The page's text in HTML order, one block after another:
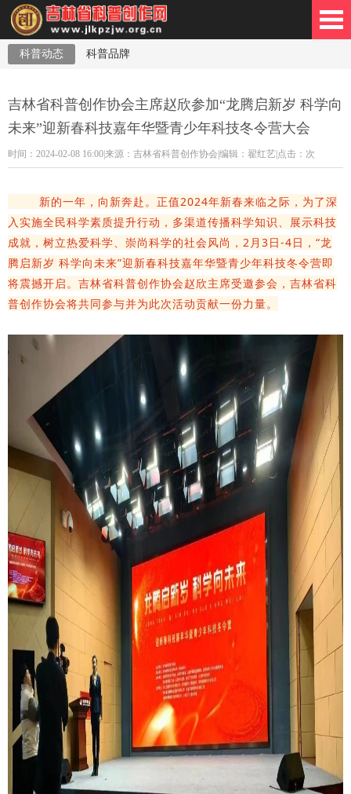
林省科普创作网
科普动态 科普品牌
吉林省科普创作协会主席赵欣参加“龙腾启新岁 科学向
未来”迎新春科技嘉年华暨青少年科技冬令营大会
时间：2024-02-08 16:00|来源：吉林省科普创作协会 编辑：翟红艺 |点击： 次
新的一年，向新奔赴。正值2024年新春来临之际，为了深
入实施全民科学素质提升行动，多渠道传播科学知识、展示科技
成就，树立热爱科学、崇尚科学的社会风尚，2月3日-4日，“龙
腾启新岁 科学向未来”迎新春科技嘉年华暨青少年科技冬令营即
将震撼开启。吉林省科普创作协会赵欣主席受邀参会，吉林省科
普创作协会将共同参与并为此次活动贡献一份力量。